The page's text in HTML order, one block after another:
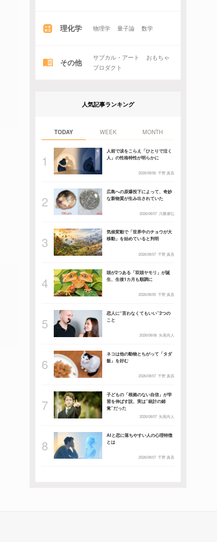
理化学 物理学 量子論 数学
その他 サブカル・アート
おもちゃ
プロダクト
人気記事ランキング
TODAY WEEK MONTH
人前で涙をこらえ「ひとりで泣く
人」の性格特性が明らかに
2026/08/06 千野 真吾
広島への原爆投下によって、奇妙
な新物質が生み出されていた
2026/08/07 川勝康弘
気候変動で「世界中のチョウが大
移動」を始めていると判明
2026/08/07 千野 真吾
頭が2つある「双頭ヤモリ」が誕
生、生後1カ月も順調に
2026/08/05 千野 真吾
恋人に“言わなくてもいい”2つの
こと
2026/08/06 矢黒尚人
ネコは他の動物とちがって「タダ
飯」を好む
2026/08/07 千野 真吾
子どもの「根拠のない自信」が学
習を伸ばす説、実は”統計の錯
覚”だった
2026/08/07 矢黒尚人
AIと恋に落ちやすい人の心理特徴
とは
2026/08/07 千野 真吾